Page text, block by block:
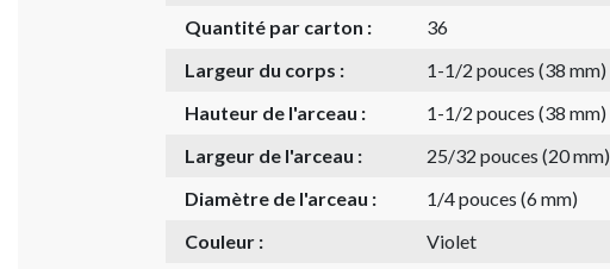
Quantité par carton :
36
Largeur du corps :
1-1/2 pouces (38 mm)
Hauteur de l'arceau :
1-1/2 pouces (38 mm)
Largeur de l'arceau :
25/32 pouces (20 mm)
Diamètre de l'arceau :
1/4 pouces (6 mm)
Couleur :
Violet